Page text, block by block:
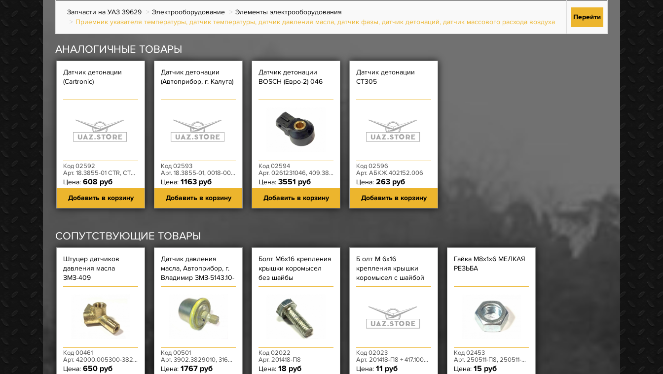
Запчасти на УАЗ 39629 Электрооборудование
Элементы электрооборудования
Приемник указателя температуры, датчик температуры, датчик давления масла, датчик фазы, датчик детонаций, датчик массового расхода воздуха
Перейти
АНАЛОГИЧНЫЕ ТОВАРЫ
Датчик детонации
(Cartronic)
Код 02592
Арт. 18.3855-01 CTR, CTR0103561
Цена: 608 руб
Добавить в корзину
Датчик детонации
(Автоприбор, г. Калуга)
Код 02593
Арт. 18.3855-01, 0018-00-3855000-01
Цена: 1163 руб
Добавить в корзину
Датчик детонации
BOSCH (Евро-2) 046
Код 02594
Арт. 0261231046, 409.3855000
Цена: 3551 руб
Добавить в корзину
Датчик детонации
СТ305
Код 02596
Арт. АБКЖ.402152.006
Цена: 263 руб
Добавить в корзину
СОПУТСТВУЮЩИЕ ТОВАРЫ
Штуцер датчиков
давления масла
ЗМЗ-409
Код 00461
Арт. 42000.005300-3829420-02
Цена: 650 руб
Датчик давления
масла, Автоприбор, г.
Владимир ЗМЗ-5143.10-
41, 5143.10-50, 5143.10-
Код 00501
Арт. 3902.3829010, 3160-40-3829010-95
Цена: 1767 руб
Болт М6х16 крепления
крышки коромысел
без шайбы
Код 02022
Арт. 201418-П8
Цена: 18 руб
Б олт М 6х16
крепления крышки
коромысел с шайбой
Код 02023
Арт. 201418-П8 + 417.1007275
Цена: 11 руб
Гайка М8х1х6 МЕЛКАЯ
РЕЗЬБА
Код 02453
Арт. 250511-П8, 250511-П29
Цена: 15 руб